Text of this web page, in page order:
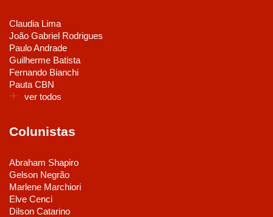
Claudia Lima
João Gabriel Rodrigues
Paulo Andrade
Guilherme Batista
Fernando Bianchi
Pauta CBN
ver todos
Colunistas
Abraham Shapiro
Gelson Negrão
Marlene Marchiori
Elve Cenci
Dilson Catarino